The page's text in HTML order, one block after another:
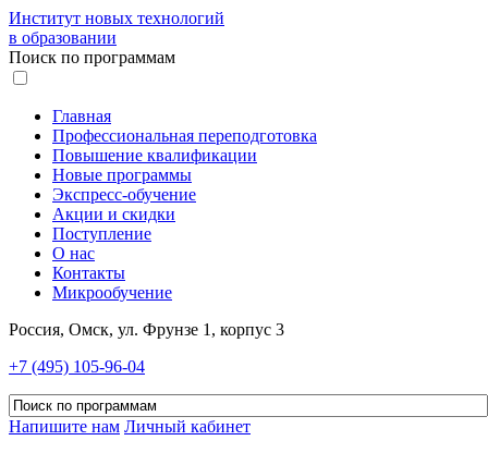
Институт новых технологий
в образовании
Поиск по программам
Главная
Профессиональная переподготовка
Повышение квалификации
Новые программы
Экспресс-обучение
Акции и скидки
Поступление
О нас
Контакты
Микрообучение
Россия, Омск, ул. Фрунзе 1, корпус 3
+7 (495) 105-96-04
Напишите нам Личный кабинет